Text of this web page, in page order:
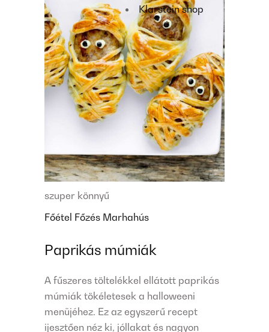
Klarstein shop
szuper könnyű
Főétel Főzés Marhahús
Paprikás múmiák
A fűszeres töltelékkel ellátott paprikás
múmiák tökéletesek a halloweeni
menüjéhez. Ez az egyszerű recept
ijesztően néz ki, jóllakat és nagyon